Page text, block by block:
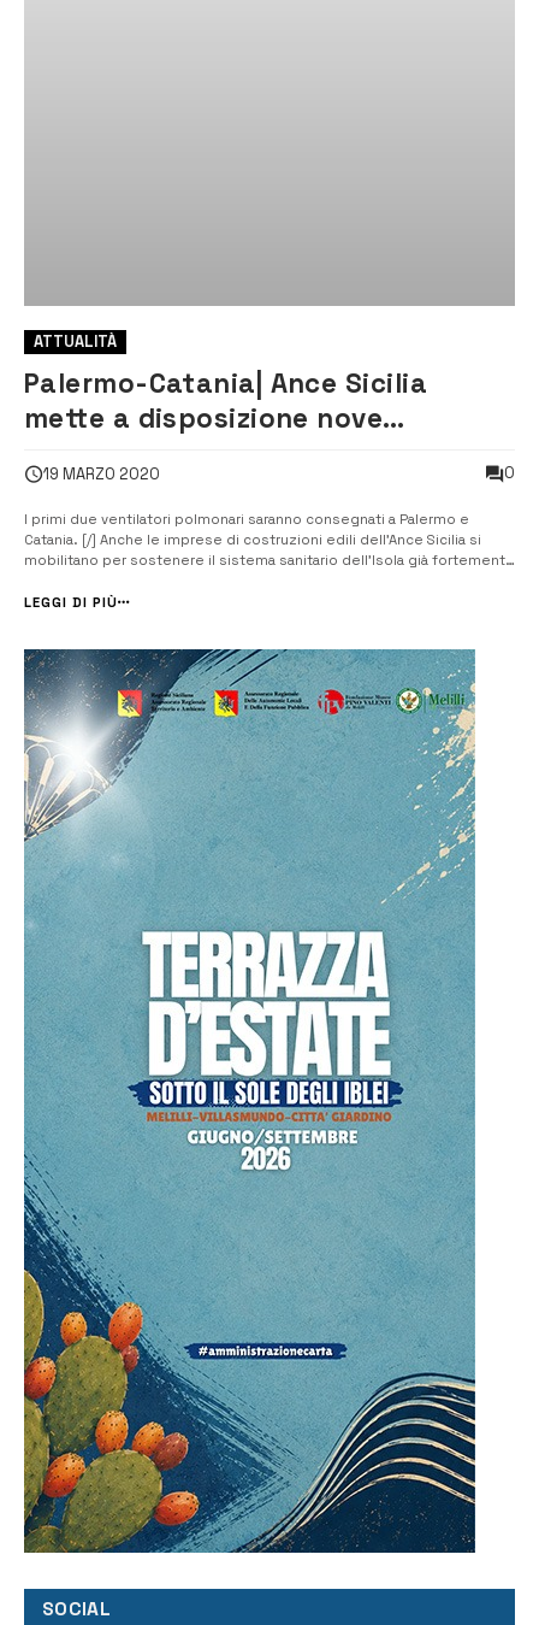
ATTUALITÀ
Palermo-Catania| Ance Sicilia
mette a disposizione nove
19 MARZO 2020 0
I primi due ventilatori polmonari saranno consegnati a Palermo e
Catania. [/] Anche le imprese di costruzioni edili dell’Ance Sicilia si
mobilitano per sostenere il sistema sanitario dell’Isola già fortemente
picco. L’associazione regionale dei costruttori già nei primissimi ...
LEGGI DI PIÙ
SOCIAL